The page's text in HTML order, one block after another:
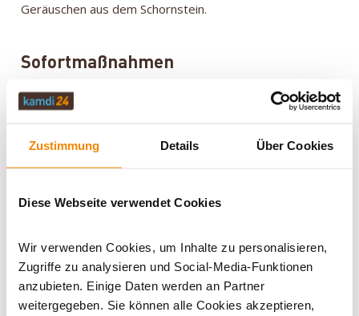
Zustimmung Details Über Cookies
Diese Webseite verwendet Cookies
Wir verwenden Cookies, um Inhalte zu personalisieren,
Zugriffe zu analysieren und Social-Media-Funktionen
anzubieten. Einige Daten werden an Partner
weitergegeben. Sie können alle Cookies akzeptieren,
Geräuschen aus dem Schornstein.
Sofortmaßnahmen
Feuerwehr rufen
Alle Luftzufuhren am Ofen schließen
Brennbare Gegenstände
entfernen
Hitze
Schornsteinfeger informieren